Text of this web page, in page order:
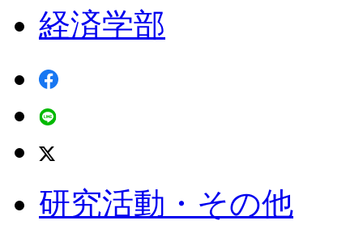
経済学部
研究活動・その他